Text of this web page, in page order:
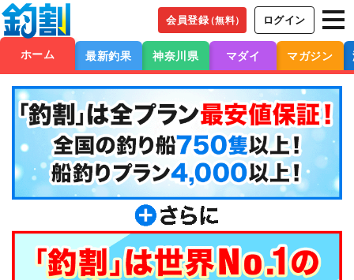
会員登録（無料） ログイン
ホーム 最新釣果 神奈川県 マダイ マガジン